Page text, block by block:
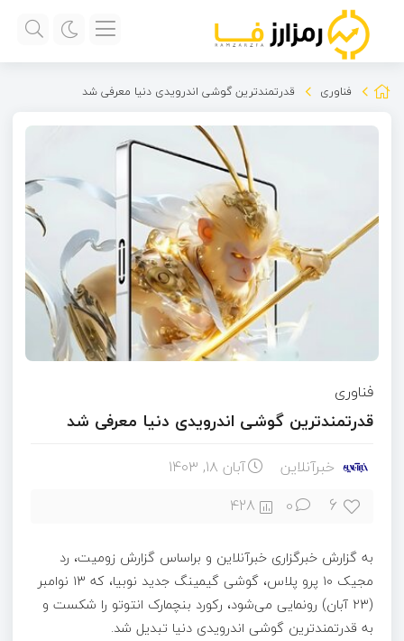
فناوری قدرتمندترین گوشی اندرویدی دنیا معرفی شد
فناوری
قدرتمندترین گوشی اندرویدی دنیا معرفی شد
خبرآنلاین آبان ۱۸, ۱۴۰۳
6
0
428
به گزارش خبرگزاری خبرآنلاین و براساس گزارش زومیت، رد
مجیک ۱۰ پرو پلاس، گوشی‌ گیمینگ جدید نوبیا، که ۱۳ نوامبر
(۲۳ آبان) رونمایی می‌شود، رکورد بنچمارک انتوتو را شکست و
به قدرتمندترین گوشی اندرویدی دنیا تبدیل شد.